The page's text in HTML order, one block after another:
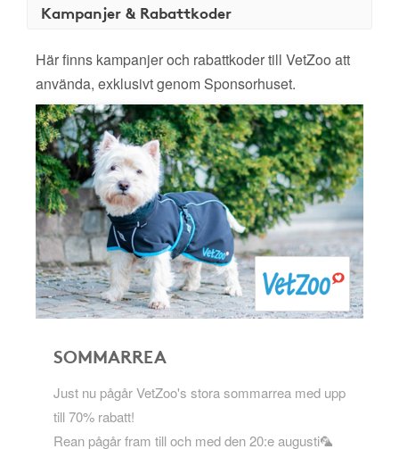
Kampanjer & Rabattkoder
Här finns kampanjer och rabattkoder till VetZoo att
använda, exklusivt genom Sponsorhuset.
SOMMARREA
Just nu pågår VetZoo's stora sommarrea med upp
till 70% rabatt!
Rean pågår fram till och med den 20:e augusti🦜